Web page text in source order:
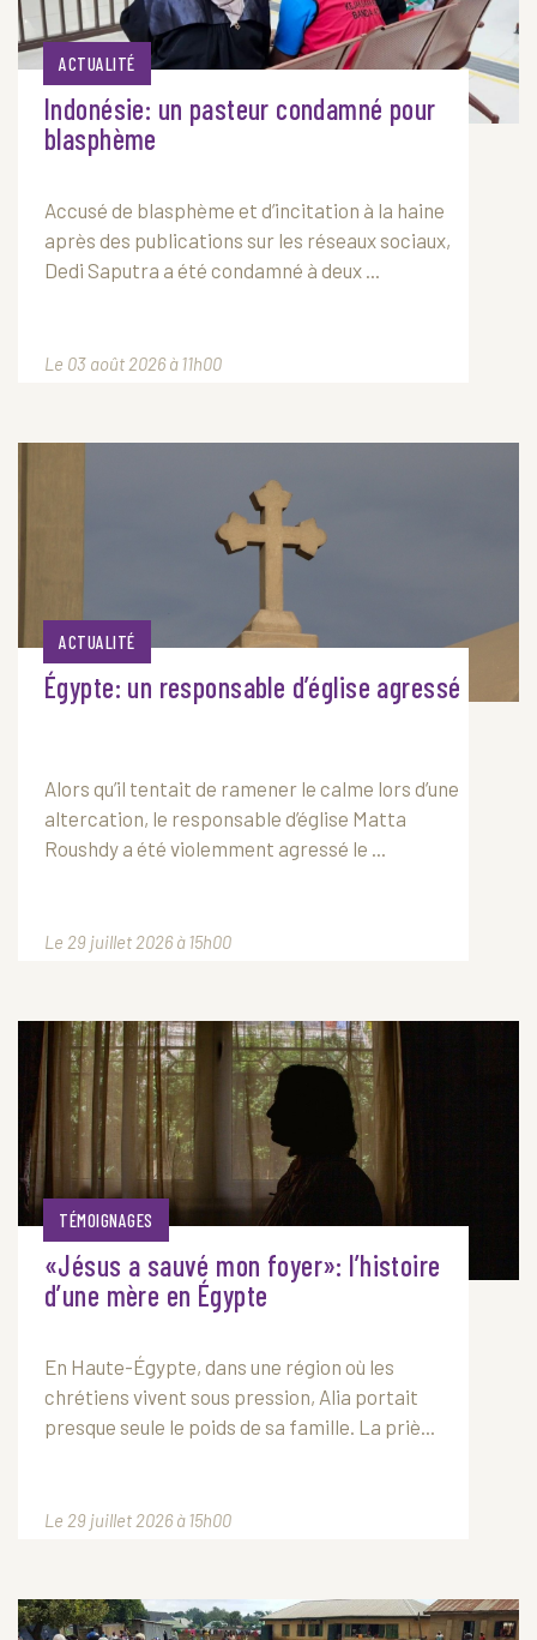
ACTUALITÉ
Indonésie: un pasteur condamné pour
blasphème
Accusé de blasphème et d’incitation à la haine
après des publications sur les réseaux sociaux,
Dedi Saputra a été condamné à deux ...
Le 03 août 2026 à 11h00
ACTUALITÉ
Égypte: un responsable d’église agressé
Alors qu’il tentait de ramener le calme lors d’une
altercation, le responsable d’église Matta
Roushdy a été violemment agressé le ...
Le 29 juillet 2026 à 15h00
TÉMOIGNAGES
«Jésus a sauvé mon foyer»: l’histoire
d’une mère en Égypte
En Haute-Égypte, dans une région où les
chrétiens vivent sous pression, Alia portait
presque seule le poids de sa famille. La priè...
Le 29 juillet 2026 à 15h00